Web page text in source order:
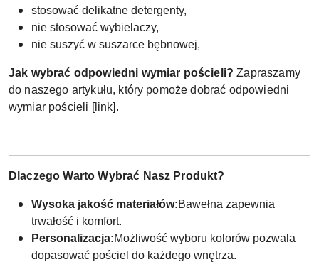
stosować delikatne detergenty,
nie stosować wybielaczy,
nie suszyć w suszarce bębnowej,
Jak wybrać odpowiedni wymiar pościeli?Zapraszamy
do naszego artykułu, który pomoże dobrać odpowiedni
wymiar pościeli [link].
Dlaczego Warto Wybrać Nasz Produkt?
Wysoka jakość materiałów:Bawełna zapewnia
trwałość i komfort.
Personalizacja:Możliwość wyboru kolorów pozwala
dopasować pościel do każdego wnętrza.